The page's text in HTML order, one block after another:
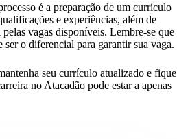
é a preparação de um currículo
e experiências, além de
vagas disponíveis. Lembre-se que
ser o diferencial para garantir sua vaga.
seu currículo atualizado e fique
no Atacadão pode estar a apenas